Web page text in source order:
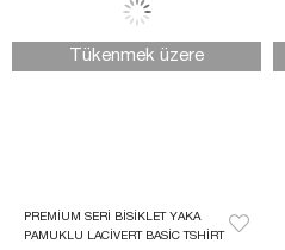
PREMIUM SERI BISIKLET YAKA
PAMUKLU LACIVERT BASIC TSHIRT
Tükenmek üzere